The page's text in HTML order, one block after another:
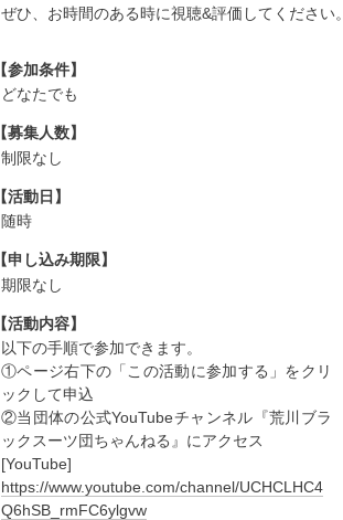
ぜひ、お時間のある時に視聴&評価してください。
【参加条件】
どなたでも
【募集人数】
制限なし
【活動日】
随時
【申し込み期限】
期限なし
【活動内容】
以下の手順で参加できます。
①ページ右下の「この活動に参加する」をクリ
ックして申込
②当団体の公式YouTubeチャンネル『荒川ブラ
ックスーツ団ちゃんねる』にアクセス
[YouTube]
https://www.youtube.com/channel/UCHCLHC4
Q6hSB_rmFC6ylgvw